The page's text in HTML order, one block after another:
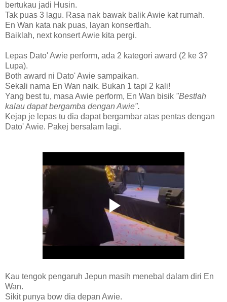
bertukau jadi Husin.
Tak puas 3 lagu. Rasa nak bawak balik Awie kat rumah.
En Wan kata nak puas, layan konsertlah.
Baiklah, next konsert Awie kita pergi.
Lepas Dato' Awie perform, ada 2 kategori award (2 ke 3?
Lupa).
Both award ni Dato' Awie sampaikan.
Sekali nama En Wan naik. Bukan 1 tapi 2 kali!
Yang best tu, masa Awie perform, En Wan bisik "Bestlah
kalau dapat bergamba dengan Awie".
Kejap je lepas tu dia dapat bergambar atas pentas dengan
Dato' Awie. Pakej bersalam lagi.
Kau tengok pengaruh Jepun masih menebal dalam diri En
Wan.
Sikit punya bow dia depan Awie.